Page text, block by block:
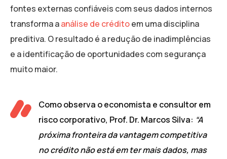
fontes externas confiáveis com seus dados internos
transforma aanálise de créditoem uma disciplina
preditiva. O resultado é a redução de inadimplências
e a identificação de oportunidades com segurança
muito maior.
Como observa o economista e consultor em
risco corporativo, Prof. Dr. Marcos Silva: “A
próxima fronteira da vantagem competitiva
no crédito não está em ter mais dados, mas